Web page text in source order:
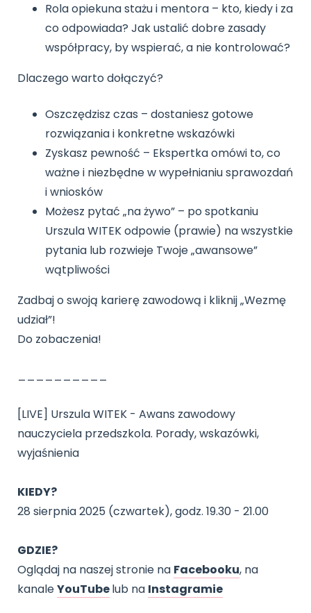
Rola opiekuna stażu i mentora – kto, kiedy i za
co odpowiada? Jak ustalić dobre zasady
współpracy, by wspierać, a nie kontrolować?
Dlaczego warto dołączyć?
Oszczędzisz czas – dostaniesz gotowe
rozwiązania i konkretne wskazówki
Zyskasz pewność – Ekspertka omówi to, co
ważne i niezbędne w wypełnianiu sprawozdań
i wniosków
Możesz pytać „na żywo” – po spotkaniu
Urszula WITEK odpowie (prawie) na wszystkie
pytania lub rozwieje Twoje „awansowe”
wątpliwości
Zadbaj o swoją karierę zawodową i kliknij „Wezmę
udział”!
Do zobaczenia!
[LIVE] Urszula WITEK - Awans zawodowy
nauczyciela przedszkola. Porady, wskazówki,
wyjaśnienia
KIEDY?
28 sierpnia 2025 (czwartek), godz. 19.30 - 21.00
GDZIE?
Oglądaj na naszej stronie na Facebooku, na
kanaleYouTubelub na Instagramie